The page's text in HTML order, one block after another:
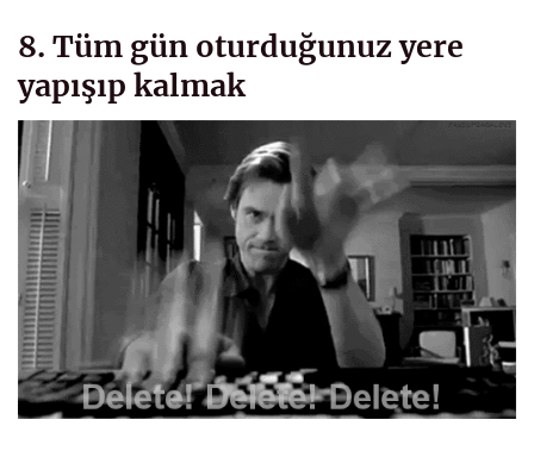
8. Tüm gün oturduğunuz yere
yapışıp kalmak